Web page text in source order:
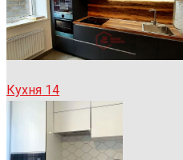
Кухня 14